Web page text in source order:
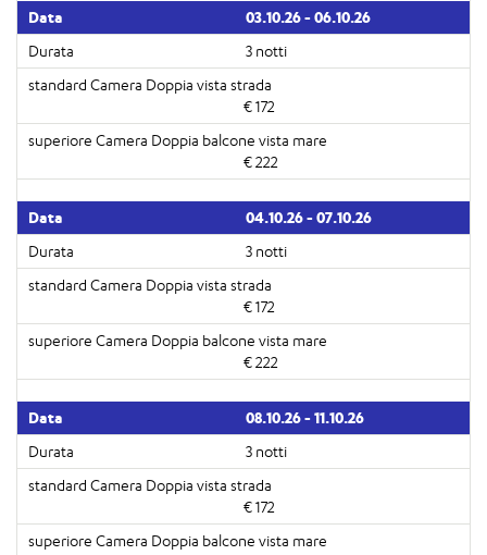
03.10.26 - 06.10.26
3 notti
€ 172
€ 222
04.10.26 - 07.10.26
3 notti
€ 172
€ 222
08.10.26 - 11.10.26
3 notti
€ 172